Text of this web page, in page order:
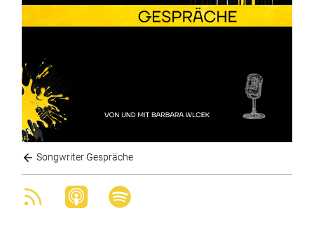
Songwriter Gespräche